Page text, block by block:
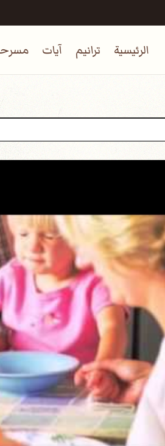
الرئيسية ترانيم آيات